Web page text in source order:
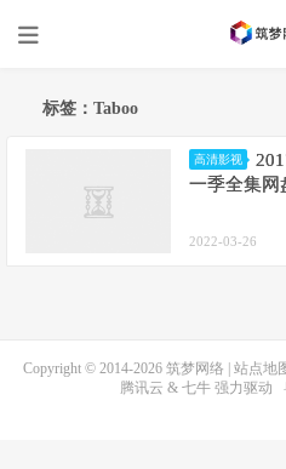
标签：Taboo
高清影视
一季全集网
2022-03-26
Copyright © 2014-2026 筑梦网络 站点地
腾讯云 & 七牛强力驱动